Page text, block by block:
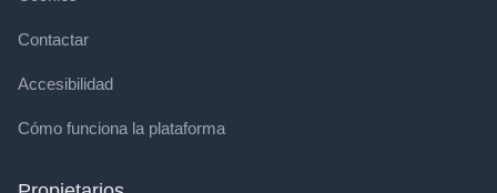
Contactar
Accesibilidad
Cómo funciona la plataforma